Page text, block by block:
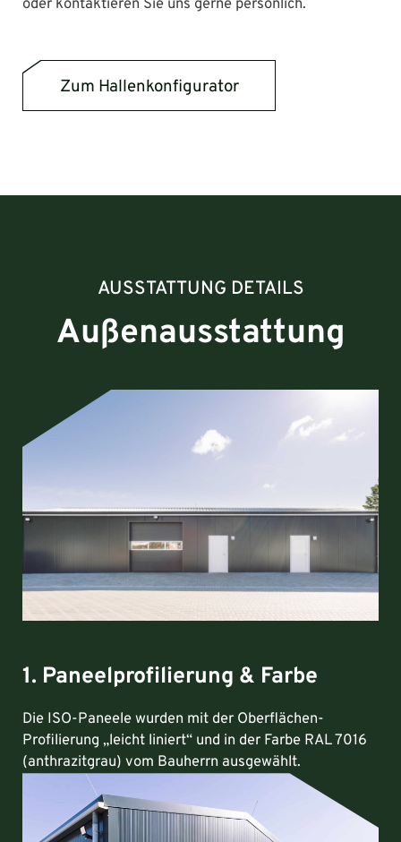
Zum Hallenkonfigurator
AUSSTATTUNG DETAILS
Außenausstattung
1. Paneelprofilierung & Farbe
Die ISO-Paneele wurden mit der Oberflächen-
Profilierung „leicht liniert“ und in der Farbe RAL 7016
(anthrazitgrau) vom Bauherrn ausgewählt.